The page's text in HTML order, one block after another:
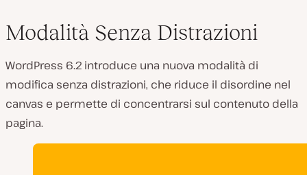
Modalità Senza Distrazioni
WordPress 6.2 introduce una nuova modalità di
modifica senza distrazioni, che riduce il disordine nel
canvas e permette di concentrarsi sul contenuto della
pagina.